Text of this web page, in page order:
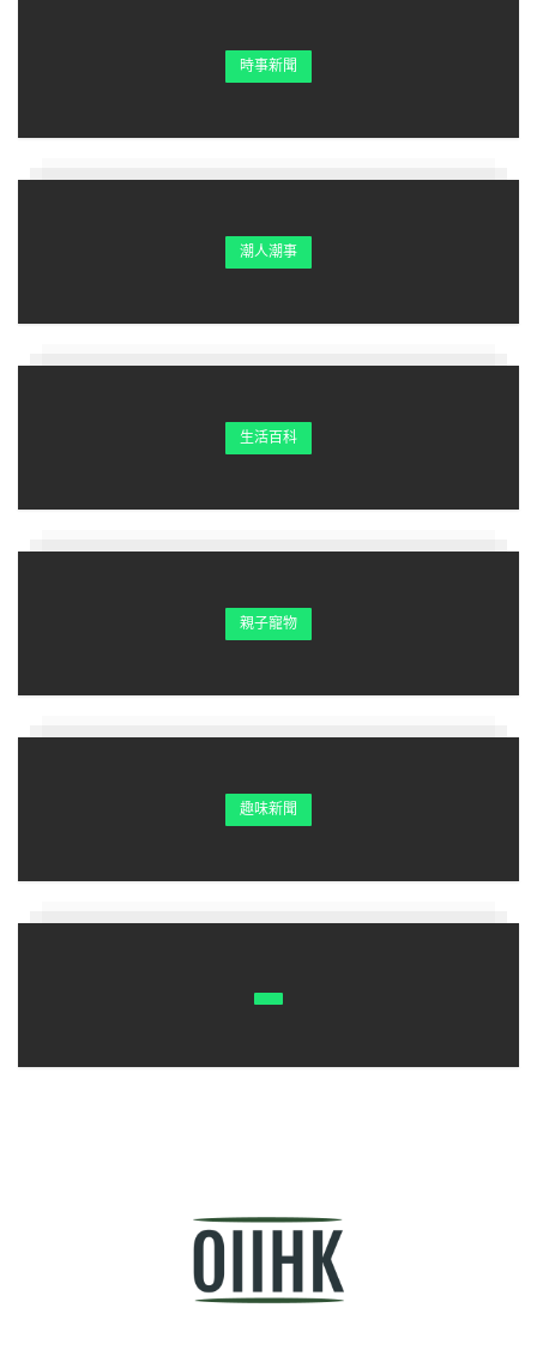
時事新聞
潮人潮事
生活百科
親子寵物
趣味新聞